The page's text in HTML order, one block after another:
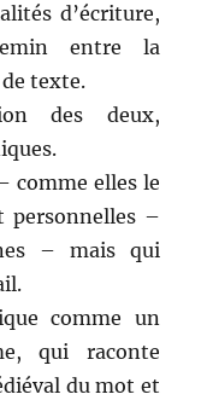
d’écriture,
entre la
texte.
des deux,
comme elles le
–
– mais qui
comme un
qui raconte
du mot et